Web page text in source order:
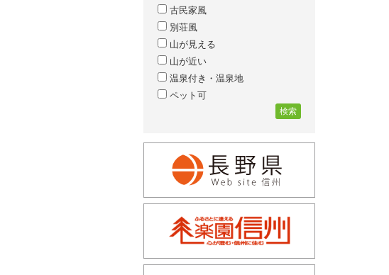
古民家風
別荘風
山が見える
山が近い
温泉付き・温泉地
ペット可
検索